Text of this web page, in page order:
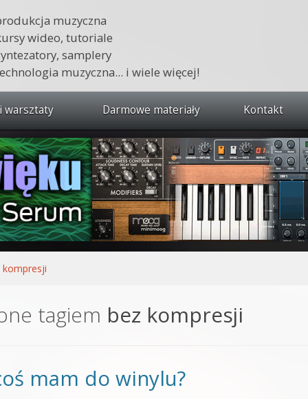
muzyczna
wideo, tutoriale
samplery
muzyczna... i wiele więcej!
warsztaty
kursy i warsztaty
🔥
muzyczna w praktyce
od podstaw
od podstaw
Kompendium
Darmowe materiały Kontakt
kompresji
tagiem bez kompresji
mam do winylu?